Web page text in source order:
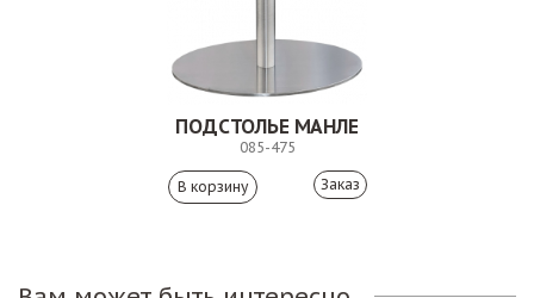
ПОДСТОЛЬЕ МАНЛЕ
085-475
Заказ